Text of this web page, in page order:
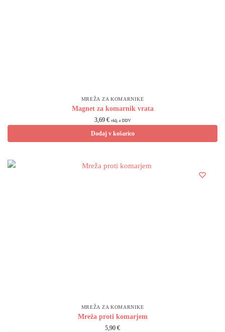
MREŽA ZA KOMARNIKE
Magnet za komarnik vrata
3,69 € vklj. z DDV
Dodaj v košarico
MREŽA ZA KOMARNIKE
Mreža proti komarjem
5,90 €